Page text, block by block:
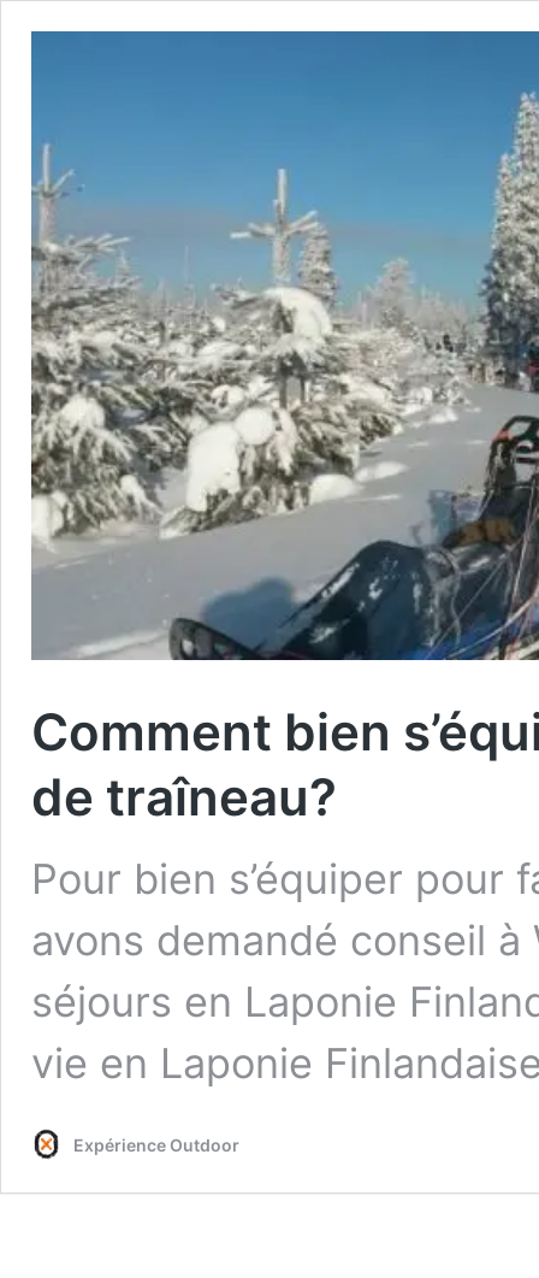
Comment bien
de traîneau?
Pour bien s’équiper pour
avons demandé conseil
séjours en Laponie
vie en Laponie
Expérience Outdoor